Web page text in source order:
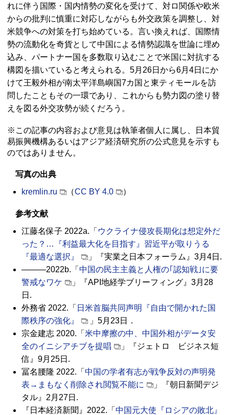
れに伴う国際・国内情勢の変化を受けて、対ロ関係や欧米
からの批判に慎重に対応しながらも外交政策を調整し、対
米競争への対策を打ち始めている。言い換えれば、国際情
勢の流動化を奇貨として中国による情勢認識を世論に埋め
込み、パートナー国を多数取り込むことで米国に対抗する
構図を描いていると考えられる。5月26日から6月4日にか
けて王毅外相が南太平洋島嶼国7カ国と東ティモールを訪
問したこともその一環であり、これからも勢力図の塗り替
えを図る外交攻勢が続くだろう。
※この記事の内容および意見は執筆者個人に属し、日本貿
易振興機構あるいはアジア経済研究所の公式意見を示すも
のではありません。
写真の出典
kremlin.ru
（CC BY 4.0 ）
参考文献
江藤名保子 2022a.「 ウクライナ侵攻長期化は想定外だ
った？…『利益最大化を目指す』習近平が取りうる
『最適な選択』
」『実業之日本フォーラム』3月4日.
―――2022b.「 中国の民主主義と人権の｢認知戦｣に要
警戒なワケ
」『API地経学ブリーフィング』3月28
日.
外務省 2022.「 日米首脳共同声明『自由で開かれた国
際秩序の強化』
」5月23日．
宗金建志 2020.「 米中摩擦の中、中国外相がデータ安
全のイニシアチブを提唱
」『ジェトロ ビジネス短
信』9月25日.
冨名腰隆 2022.「 中国の学者有志が戦争反対の声明発
表→まもなく削除され閲覧不能に
」『朝日新聞デジ
タル』2月27日.
『日本経済新聞』2022.「 中国元大使『ロシアの敗北』